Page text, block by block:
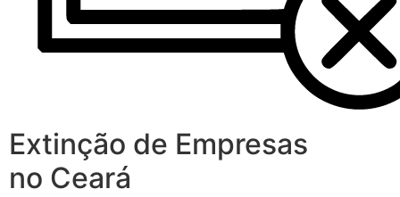
Extinção de Empresas
no Ceará